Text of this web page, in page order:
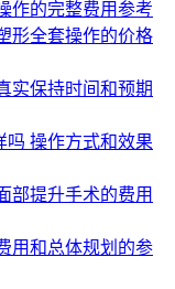
作的完整费用参考
形全套操作的价格
实保持时间和预期
吗 操作方式和效果
部提升手术的费用
用和总体规划的参